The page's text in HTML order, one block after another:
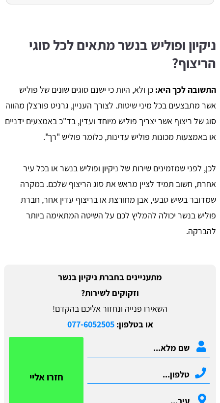
ניקיון ופוליש בנשר מתאים לכל סוגי
הריצוף?
התשובה לכך היא: כן ולא, היות כי ישנם סוגים שונים של פוליש
אשר מתבצעים בכל מיני שיטות. לצורך העניין, גרניט פורצלן מהווה
סוג של ריצוף אשר יצריך פוליש מיוחד ועדין, בד"כ באמצעים ידניים
או באמצעות מכונות פוליש עדינות, כלומר פוליש "רך".
לכן, לפני שמזמינים שירות של ניקיון ופוליש בנשר או בכל עיר
אחרת, חשוב תמיד לציין מראש את סוג הריצוף שלכם. במקרה
שמדובר בשיש טבעי, אבן מחורצת או בריצוף עדין אחר, חברת
פוליש בנשר יכולה להמליץ לכם על השיטה המתאימה ביותר
להברקה.
מתעניינים בחברת ניקיון בנשר
וזקוקים לשירות?
השאירו פנייה ונחזור אליכם בהקדם!
או בטלפון:077-6052505
חזרו אליי